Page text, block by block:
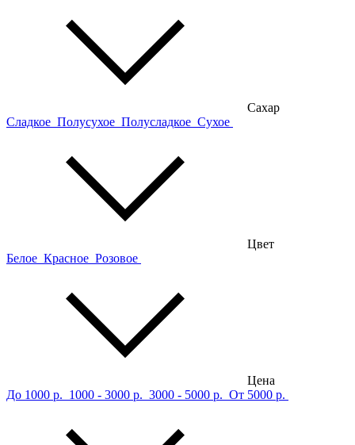
Сахар
Сладкое Полусухое Полусладкое Сухое
Цвет
Белое Красное Розовое
Цена
До 1000 р. 1000 - 3000 р. 3000 - 5000 р. От 5000 р.